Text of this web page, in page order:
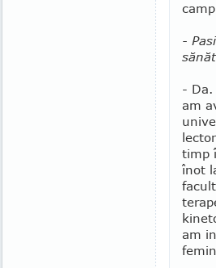
-
- Da.
am
timp
înot
am